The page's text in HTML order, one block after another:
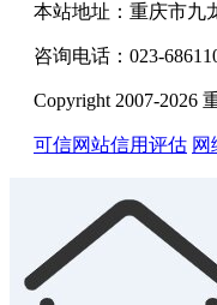
本站地址：重庆市九
咨询电话：023-
Copyright 2007-2026
可信网站信用评估 网